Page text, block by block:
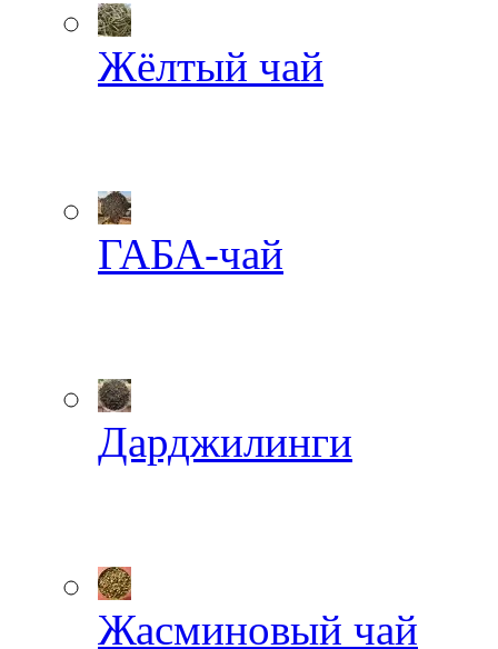
Жёлтый чай
ГАБА-чай
Дарджилинги
Жасминовый чай